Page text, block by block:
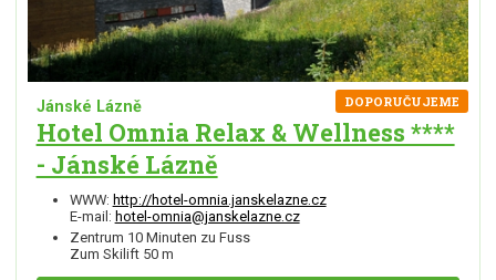
Jánské Lázně
Hotel Omnia Relax & Wellness ****
- Jánské Lázně
DOPORUČUJEME
WWW: http://hotel-omnia.janskelazne.cz
E-mail: hotel-omnia@janskelazne.cz
Zentrum 10 Minuten zu Fuss
Zum Skilift 50 m